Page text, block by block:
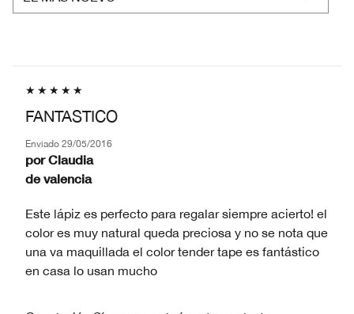
FANTASTICO
Enviado 29/05/2016
por Claudia
de valencia
Este lápiz es perfecto para regalar siempre acierto! el
color es muy natural queda preciosa y no se nota que
una va maquillada el color tender tape es fantástico
en casa lo usan mucho